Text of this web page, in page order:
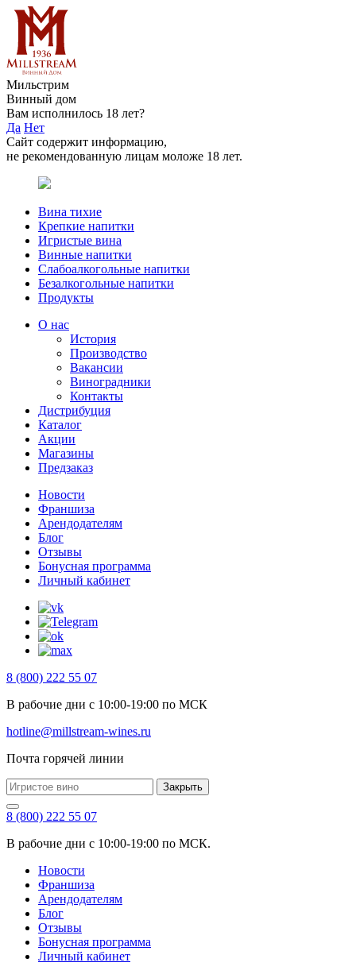
Мильстрим
Винный дом
Вам исполнилось 18 лет?
Да Нет
Сайт содержит информацию,
не рекомендованную лицам моложе 18 лет.
Вина тихие
Крепкие напитки
Игристые вина
Винные напитки
Слабоалкогольные напитки
Безалкогольные напитки
Продукты
О нас
История
Производство
Вакансии
Виноградники
Контакты
Дистрибуция
Каталог
Акции
Магазины
Предзаказ
Новости
Франшиза
Арендодателям
Блог
Отзывы
Бонусная программа
Личный кабинет
8 (800) 222 55 07
В рабочие дни с 10:00-19:00 по МСК
hotline@millstream-wines.ru
Почта горячей линии
Закрыть
8 (800) 222 55 07
В рабочие дни с 10:00-19:00 по МСК.
Новости
Франшиза
Арендодателям
Блог
Отзывы
Бонусная программа
Личный кабинет